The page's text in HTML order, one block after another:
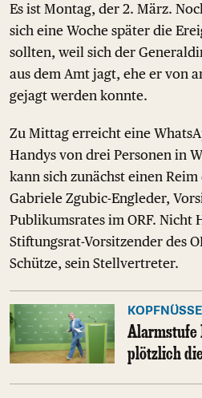
Es ist Montag, der 2. März.
sich eine Woche später die
sollten, weil sich der
aus dem Amt jagt, ehe er von
gejagt werden konnte.
Zu Mittag erreicht eine
Handys von drei Personen in
kann sich zunächst einen
Gabriele Zgubic-Engleder,
Publikumsrates im ORF. Nicht
Stiftungsrat-Vorsitzender des
Schütze, sein Stellvertreter.
KOPFNÜSSE
Alarmstufe
plötzlich